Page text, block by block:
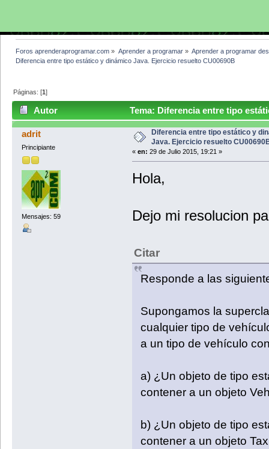
Foros aprenderaprogramar.com » Aprender a programar» Aprender a programar
Diferencia entre tipo estático y dinámico Java. Ejercicio resuelto CU00690B
Páginas: [1]
Autor
Tema: Diferencia entre tipo
(Leído 6444 veces)
adrit
Principiante
Mensajes: 59
Diferencia entre tipo estático y
Java. Ejercicio resuelto
« en: 29 de Julio 2015, 19:21 »
Hola,
Dejo mi resolucion
Citar
Responde a las
Supongamos la
cualquier tipo de
a un tipo de vehículo
a) ¿Un objeto de tipo
contener a un objeto
b) ¿Un objeto de tipo
contener a un objeto